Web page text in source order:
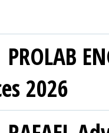
PROLAB
2026